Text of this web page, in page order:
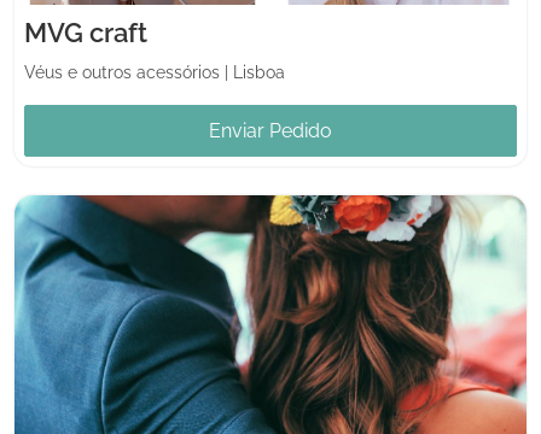
MVG craft
Véus e outros acessórios Lisboa
Enviar Pedido